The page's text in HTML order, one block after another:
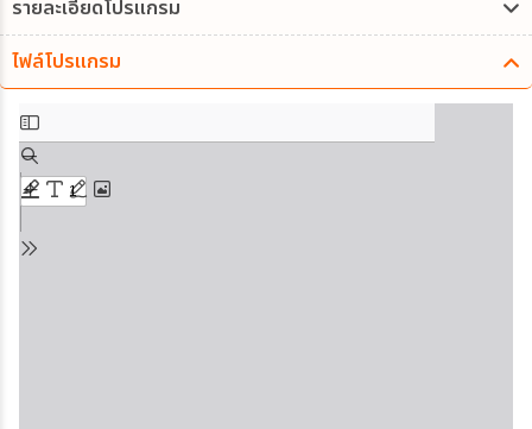
รายละเอียดโปรแกรม
ไฟล์โปรแกรม